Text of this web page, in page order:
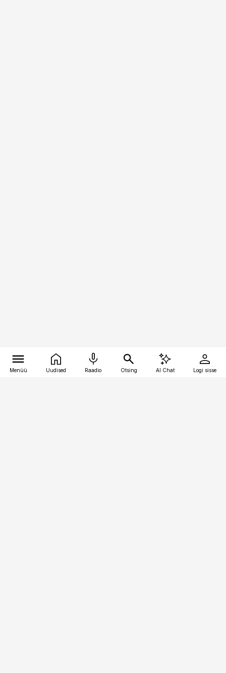
Menüü Uudised Raadio Otsing AI Chat Logi sisse